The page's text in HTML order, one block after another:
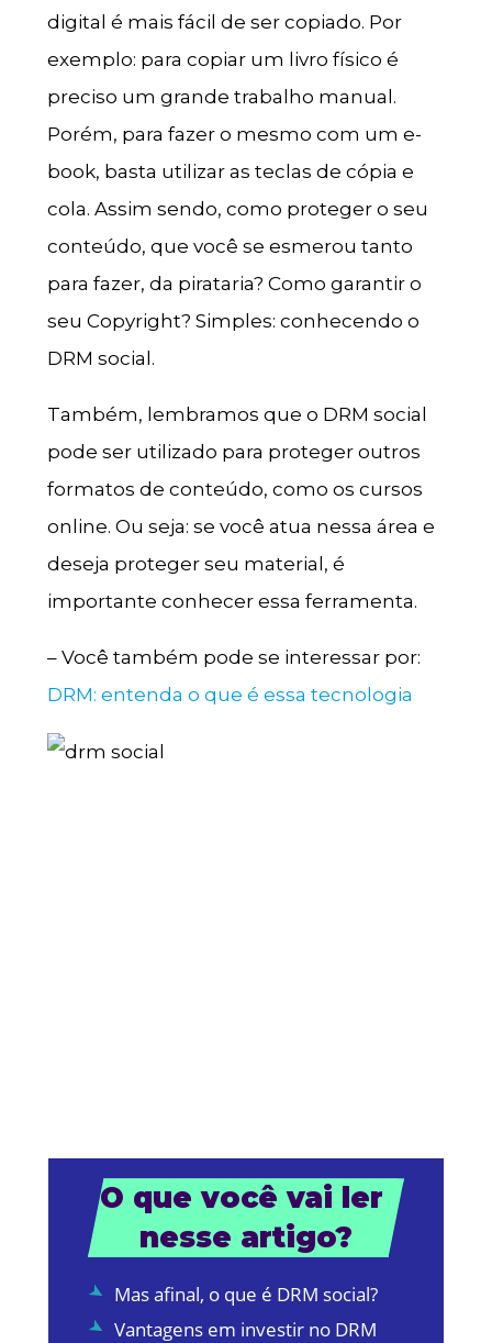
digital é mais fácil de ser copiado. Por
exemplo: para copiar um livro físico é
preciso um grande trabalho manual.
Porém, para fazer o mesmo com um e-
book, basta utilizar as teclas de cópia e
cola. Assim sendo, como proteger o seu
conteúdo, que você se esmerou tanto
para fazer, da pirataria? Como garantir o
seu Copyright? Simples: conhecendo o
DRM social.
Também, lembramos que o DRM social
pode ser utilizado para proteger outros
formatos de conteúdo, como os cursos
online. Ou seja: se você atua nessa área e
deseja proteger seu material, é
importante conhecer essa ferramenta.
– Você também pode se interessar por:
DRM: entenda o que é essa tecnologia
O que você vai ler
nesse artigo?
Mas afinal, o que é DRM social?
Vantagens em investir no DRM